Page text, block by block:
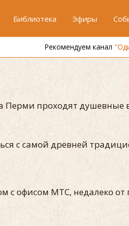
Библиотека Эфиры
Рекомендуем канал
Перми проходят
с самой древней
с офисом МТС, недалеко